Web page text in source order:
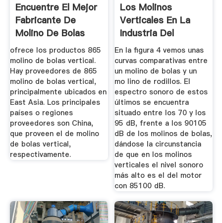
Encuentre El Mejor
Fabricante De
Molino De Bolas
Vertical ...
ofrece los productos 865
molino de bolas vertical.
Hay proveedores de 865
molino de bolas vertical,
principalmente ubicados en
East Asia. Los principales
países o regiones
proveedores son China,
que proveen el de molino
de bolas vertical,
respectivamente.
Los Molinos
Verticales En La
Industria Del
Cemento
En la figura 4 vemos unas
curvas comparativas entre
un molino de bolas y un
mo­ lino de rodillos. El
espectro sonoro de estos
últimos se encuentra
situado entre los 70 y los
95 dB, frente a los 90105
dB de los molinos de bolas,
dándose la circunstancia
de que en los molinos
verticales el nivel sonoro
más alto es el del motor
con 85100 dB.